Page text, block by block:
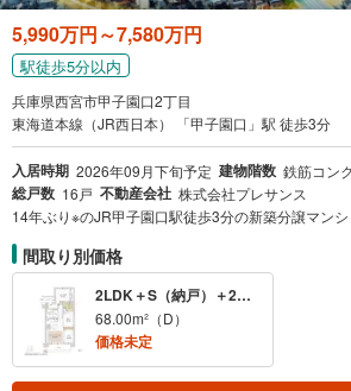
5,990万円～7,580万円
駅徒歩5分以内
兵庫県西宮市甲子園口2丁目
東海道本線（JR西日本） 「甲子園口」駅 徒歩3分
入居時期 2026年09月下旬予定 建物階数 鉄筋コン
総戸数 16戸 不動産会社 株式会社プレサンス
間取り別価格
2LDK＋S（納戸）＋2WIC
68.00m²（D）
価格未定